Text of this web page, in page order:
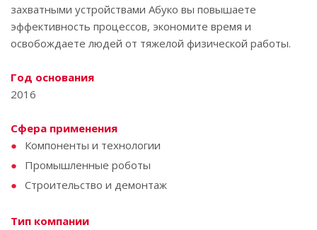
захватными устройствами Абуко вы повышаете
эффективность процессов, экономите время и
освобождаете людей от тяжелой физической работы.
Год основания
2016
Сфера применения
Компоненты и технологии
Промышленные роботы
Строительство и демонтаж
Тип компании